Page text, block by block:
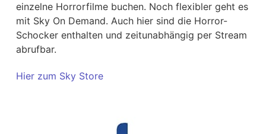
einzelne Horrorfilme buchen. Noch flexibler geht es
mit Sky On Demand. Auch hier sind die Horror-
Schocker enthalten und zeitunabhängig per Stream
abrufbar.
Hier zum Sky Store